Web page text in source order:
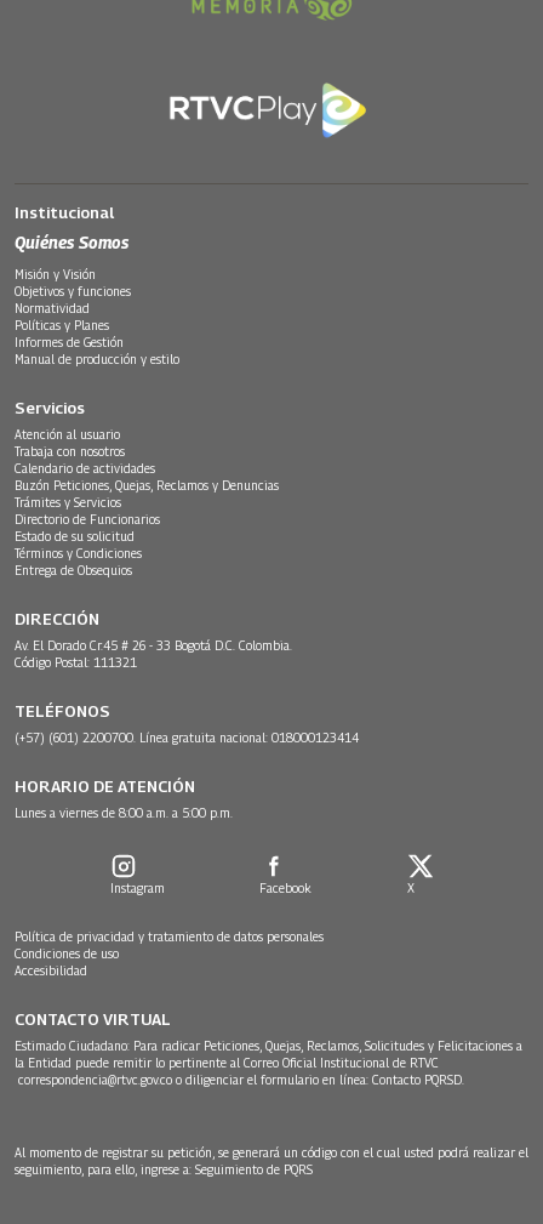
Institucional
Quiénes Somos
Misión y Visión
Objetivos y funciones
Normatividad
Políticas y Planes
Informes de Gestión
Manual de producción y estilo
Servicios
Atención al usuario
Trabaja con nosotros
Calendario de actividades
Buzón Peticiones, Quejas, Reclamos y Denuncias
Trámites y Servicios
Directorio de Funcionarios
Estado de su solicitud
Términos y Condiciones
Entrega de Obsequios
DIRECCIÓN
Av. El Dorado Cr.45 # 26 - 33 Bogotá D.C. Colombia.
Código Postal: 111321
TELÉFONOS
(+57) (601) 2200700. Línea gratuita nacional: 018000123414
HORARIO DE ATENCIÓN
Lunes a viernes de 8:00 a.m. a 5:00 p.m.
Instagram Facebook X
Política de privacidad y tratamiento de datos personales
Condiciones de uso
Accesibilidad
CONTACTO VIRTUAL
Estimado Ciudadano: Para radicar Peticiones, Quejas, Reclamos, Solicitudes y Felicitaciones a
la Entidad puede remitir lo pertinente al Correo Oficial Institucional de RTVC
correspondencia@rtvc.gov.co o diligenciar el formulario en línea: Contacto PQRSD.
Al momento de registrar su petición, se generará un código con el cual usted podrá realizar el
seguimiento, para ello, ingrese a: Seguimiento de PQRS